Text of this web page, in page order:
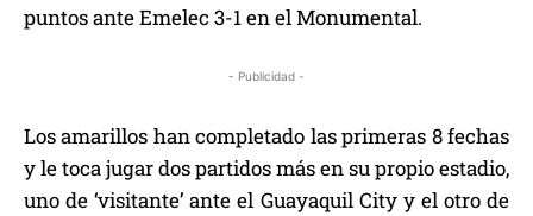
puntos ante Emelec 3-1 en el Monumental.
- Publicidad -
Los amarillos han completado las primeras 8 fechas
y le toca jugar dos partidos más en su propio estadio,
uno de ‘visitante’ ante el Guayaquil City y el otro de